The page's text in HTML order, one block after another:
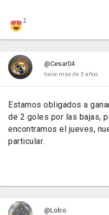
1
@Cesar04
hace más de 3 años
Estamos obligados a
de 2 goles por las bajas,
encontramos el jueves,
particular.
@Lobo